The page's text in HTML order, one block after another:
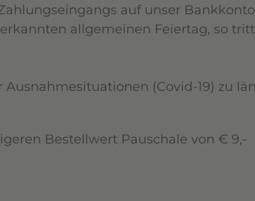
auf unser
allgemeinen Feiertag, so
(Covid-19) zu
Bestellwert Pauschale von € 9,-